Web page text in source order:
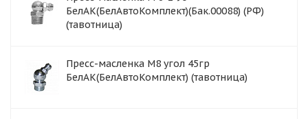
БелАК(БелАвтоКомплект)(Бак.00088) (РФ)
(тавотница)
Пресс-масленка М8 угол 45гр
БелАК(БелАвтоКомплект) (тавотница)